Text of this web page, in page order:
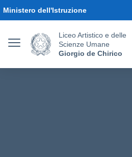
Ministero dell'Istruzione
Liceo Artistico e delle
Scienze Umane
Giorgio de Chirico